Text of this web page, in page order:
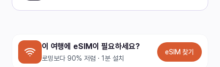
이 여행에 eSIM이 필요하세요?
로밍보다 90% 저렴 · 1분 설치
eSIM 찾기